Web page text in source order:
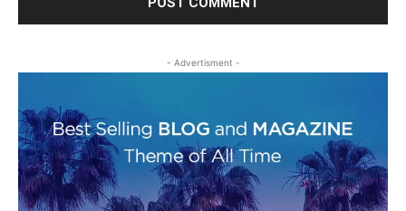
- Advertisment -